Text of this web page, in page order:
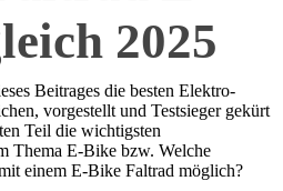
2025
Beitrages die besten Elektro-
vorgestellt und Testsieger gekürt
Teil die wichtigsten
Thema E-Bike bzw. Welche
einem E-Bike Faltrad möglich?